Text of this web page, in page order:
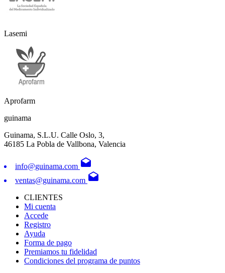
Lasemi
Aprofarm
guinama
Guinama, S.L.U. Calle Oslo, 3,
46185 La Pobla de Vallbona, Valencia
info@guinama.com drafts
ventas@guinama.com drafts
CLIENTES
Mi cuenta
Accede
Registro
Ayuda
Forma de pago
Premiamos tu fidelidad
Condiciones del programa de puntos